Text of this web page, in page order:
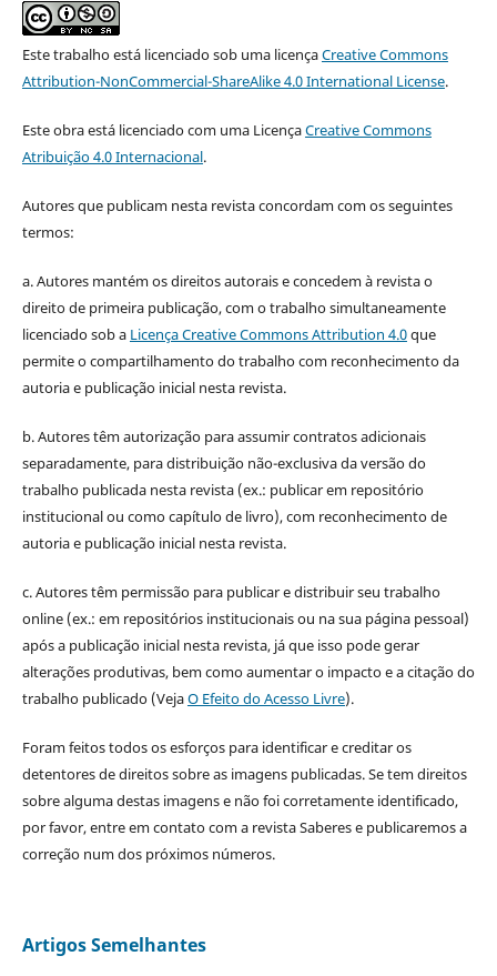
Este trabalho está licenciado sob uma licençaCreative Commons
Attribution-NonCommercial-ShareAlike 4.0 International License.
Este obra está licenciado com uma LicençaCreative Commons
Atribuição 4.0 Internacional.
Autores que publicam nesta revista concordam com os seguintes
termos:
a. Autores mantém os direitos autorais e concedem à revista o
direito de primeira publicação, com o trabalho simultaneamente
licenciado sob a Licença Creative Commons Attribution 4.0que
permite o compartilhamento do trabalho com reconhecimento da
autoria e publicação inicial nesta revista.
b. Autores têm autorização para assumir contratos adicionais
separadamente, para distribuição não-exclusiva da versão do
trabalho publicada nesta revista (ex.: publicar em repositório
institucional ou como capítulo de livro), com reconhecimento de
autoria e publicação inicial nesta revista.
c. Autores têm permissão para publicar e distribuir seu trabalho
online (ex.: em repositórios institucionais ou na sua página pessoal)
após a publicação inicial nesta revista, já que isso pode gerar
alterações produtivas, bem como aumentar o impacto e a citação do
trabalho publicado (VejaO Efeito do Acesso Livre).
Foram feitos todos os esforços para identificar e creditar os
detentores de direitos sobre as imagens publicadas. Se tem direitos
sobre alguma destas imagens e não foi corretamente identificado,
por favor, entre em contato com a revista Saberes e publicaremos a
correção num dos próximos números.
Artigos Semelhantes